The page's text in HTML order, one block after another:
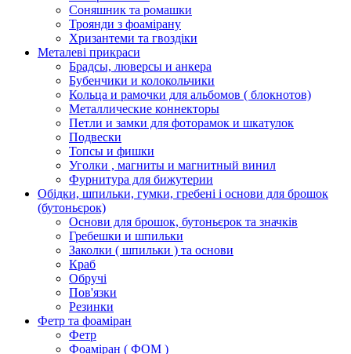
Соняшник та ромашки
Троянди з фоамірану
Хризантеми та гвоздіки
Металеві прикраси
Брадсы, люверсы и анкера
Бубенчики и колокольчики
Кольца и рамочки для альбомов ( блокнотов)
Металлические коннекторы
Петли и замки для фоторамок и шкатулок
Подвески
Топсы и фишки
Уголки , магниты и магнитный винил
Фурнитура для бижутерии
Обідки, шпильки, гумки, гребені і основи для брошок
(бутоньєрок)
Основи для брошок, бутоньєрок та значків
Гребешки и шпильки
Заколки ( шпильки ) та основи
Краб
Обручі
Пов'язки
Резинки
Фетр та фоаміран
Фетр
Фоаміран ( ФОМ )